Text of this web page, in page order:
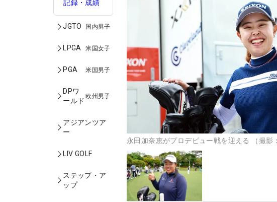
記録・成績
JGTO 国内男子
LPGA 米国女子
PGA 米国男子
DPワ
ールド
欧州男子
アジアンツア
ー
LIV GOLF
ステップ・ア
ップ
永田加奈恵がプロデビュー戦を迎える （撮影